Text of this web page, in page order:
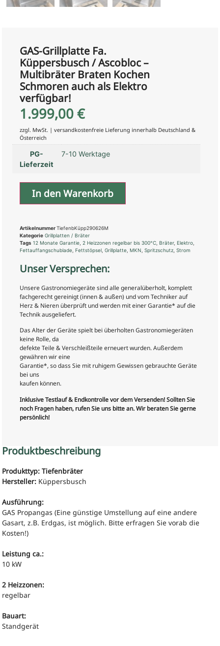
GAS-Grillplatte Fa.
Küppersbusch / Ascobloc –
Multibräter Braten Kochen
Schmoren auch als Elektro
verfügbar!
1.999,00€
zzgl. MwSt. | versandkostenfreie Lieferung innerhalb Deutschland &
Österreich
PG-
Lieferzeit
7-10 Werktage
In den Warenkorb
ArtikelnummerTiefenbKüpp290626M
Kategorie Grillplatten / Bräter
Tags 12 Monate Garantie, 2 Heizzonen regelbar bis 300°C, Bräter, Elektro,
Fettauffangschublade, Fettstöpsel, Grillplatte, MKN Spritzschutz, Strom
Unser Versprechen:
Unsere Gastronomiegeräte sind alle generalüberholt, komplett
fachgerecht gereinigt (innen & außen) und vom Techniker auf
Herz & Nieren überprüft und werden mit einer Garantie* auf die
Technik ausgeliefert.
Das Alter der Geräte spielt bei überholten Gastronomiegeräten
keine Rolle, da
defekte Teile & Verschleißteile erneuert wurden. Außerdem
gewähren wir eine
Garantie*, so dass Sie mit ruhigem Gewissen gebrauchte Geräte
bei uns
kaufen können.
Inklusive Testlauf & Endkontrolle vor dem Versenden! Sollten Sie
noch Fragen haben, rufen Sie uns bitte an. Wir beraten Sie gerne
persönlich!
Produktbeschreibung
Produkttyp: Tiefenbräter
Hersteller: Küppersbusch
Ausführung:
GAS Propangas (Eine günstige Umstellung auf eine andere
Gasart, z.B. Erdgas, ist möglich. Bitte erfragen Sie vorab die
Kosten!)
Leistung ca.:
10 kW
2 Heizzonen:
regelbar
Bauart:
Standgerät